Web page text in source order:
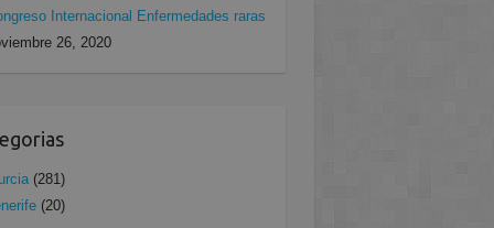
Internacional Enfermedades raras
26, 2020
(281)
(20)